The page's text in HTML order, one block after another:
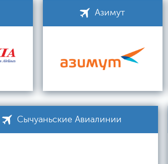
Азимут
Сычуаньские Авиалинии